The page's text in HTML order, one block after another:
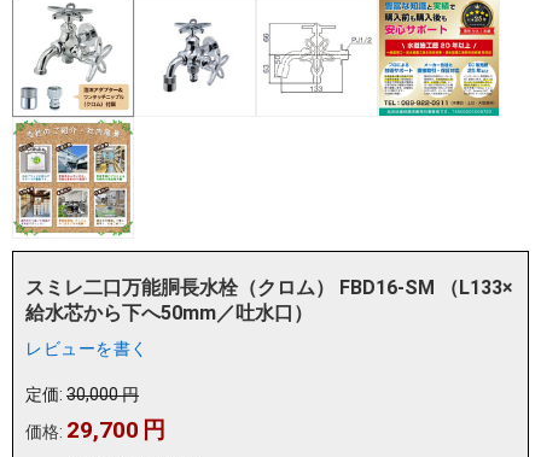
スミレ二口万能胴長水栓（クロム） FBD16-SM （L133×
給水芯から下へ50mm／吐水口）
レビューを書く
定価: 30,000円
価格: 29,700 円